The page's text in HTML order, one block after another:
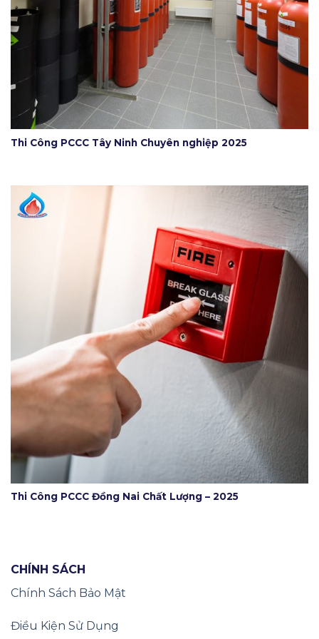
Thi Công PCCC Tây Ninh Chuyên nghiệp 2025
Thi Công PCCC Đồng Nai Chất Lượng – 2025
CHÍNH SÁCH
Chính Sách Bảo Mật
Điều Kiện Sử Dụng